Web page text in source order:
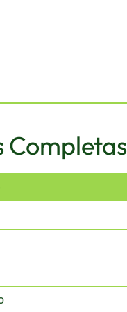
Completas